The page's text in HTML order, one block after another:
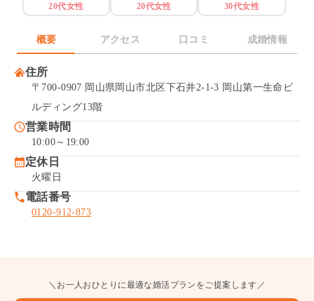
20代女性 20代女性 30代女性
概要 アクセス 口コミ 成婚情報
住所
〒700-0907 岡山県岡山市北区下石井2-1-3 岡山第一生命ビ
ルディング13階
営業時間
10:00～19:00
定休日
火曜日
電話番号
0120-912-873
＼お一人おひとりに最適な婚活プランをご提案します／